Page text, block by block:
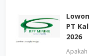
PT
2026